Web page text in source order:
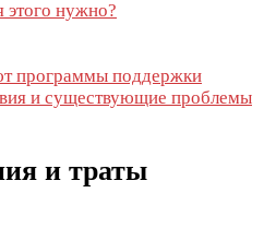
этого нужно?
программы поддержки
и существующие проблемы
и траты